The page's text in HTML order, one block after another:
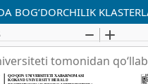
tomonidan qo‘llab